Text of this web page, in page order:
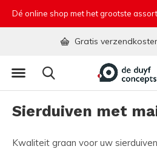
Gratis
Sierduiven met
Kwaliteit graan voor uw